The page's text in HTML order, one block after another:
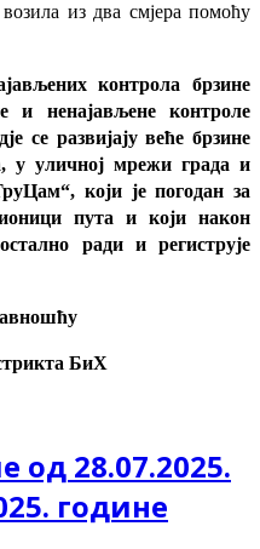
из два смјера помоћу
контрола брзине
и ненајављене контроле
се развијају веће брзине
у уличној мрежи града и
који је погодан за
пута и који након
ради и региструје
БиХ
од 28.07.2025.
године